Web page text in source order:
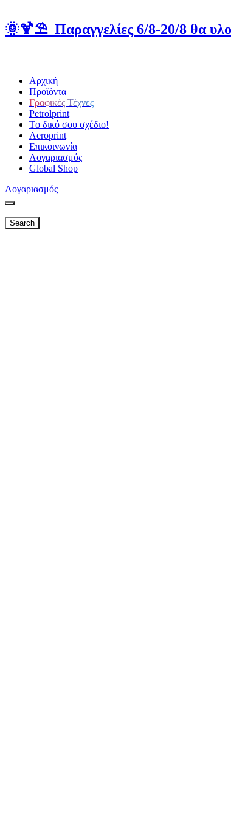
🌞🍹⛱️ Παραγγελίες 6/8-20/8 θα
Αρχική
Προϊόντα
Γραφικές Τέχνες
Petrolprint
Tο δικό σου σχέδιο!
Aeroprint
Επικοινωνία
Λογαριασμός
Global Shop
Λογαριασμός